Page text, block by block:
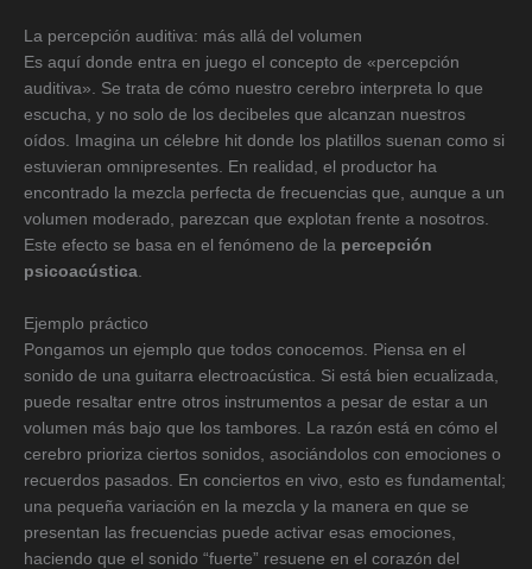
La percepción auditiva: más allá del volumen
Es aquí donde entra en juego el concepto de «percepción
auditiva». Se trata de cómo nuestro cerebro interpreta lo que
escucha, y no solo de los decibeles que alcanzan nuestros
oídos. Imagina un célebre hit donde los platillos suenan como si
estuvieran omnipresentes. En realidad, el productor ha
encontrado la mezcla perfecta de frecuencias que, aunque a un
volumen moderado, parezcan que explotan frente a nosotros.
Este efecto se basa en el fenómeno de la percepción
psicoacústica
Ejemplo práctico
Pongamos un ejemplo que todos conocemos. Piensa en el
sonido de una guitarra electroacústica. Si está bien ecualizada,
puede resaltar entre otros instrumentos a pesar de estar a un
volumen más bajo que los tambores. La razón está en cómo el
cerebro prioriza ciertos sonidos, asociándolos con emociones o
recuerdos pasados. En conciertos en vivo, esto es fundamental;
una pequeña variación en la mezcla y la manera en que se
presentan las frecuencias puede activar esas emociones,
haciendo que el sonido “fuerte” resuene en el corazón del